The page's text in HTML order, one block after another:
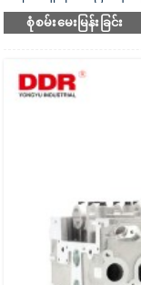
သည်။ ဆလင်ဒါခေါင်းသည်
“အလုံပိတ် ဆလင်ဒါခေါင်း”၊
စုံစမ်းမေးမြန်းခြင်း